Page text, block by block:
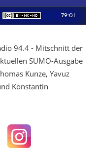
94.4 - Mitschnitt der
SUMO-Ausgabe
Kunze, Yavuz
Konstantin